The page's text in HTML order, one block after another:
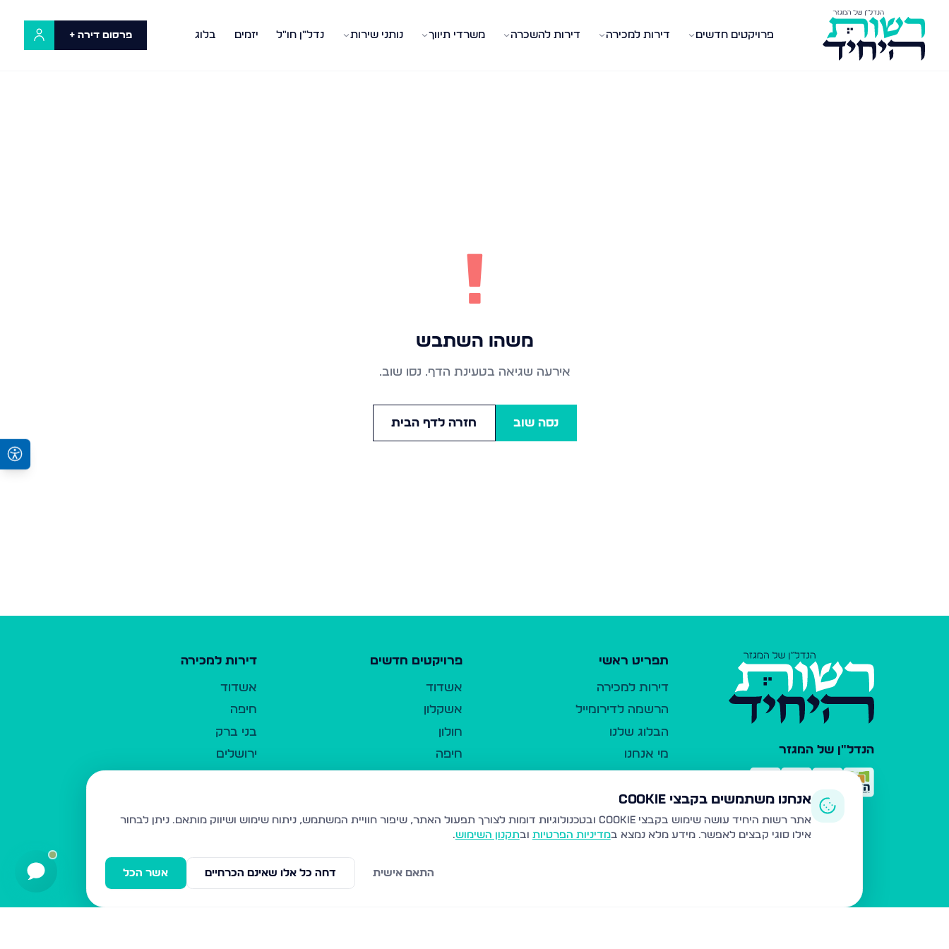
פרויקטים חדשים דירות למכירה דירות להשכרה משרדי תיווך נותני שירות נדל"ן חו"ל יזמים בלוג פרסום דירה +
!
משהו השתבש
אירעה שגיאה בטעינת הדף. נסו שוב.
נסה שוב חזרה לדף הבית
הנדל"ן של המגזר
תפריט ראשי
דירות למכירה
הרשמה לדירומייל
הבלוג שלנו
מי אנחנו
כלי עזר
פרסום ברשות היחיד
משרדי תיווך
פרויקטים חדשים
אשדוד
אשקלון
חולון
חיפה
נהריה
עמנואל
דירות למכירה
אשדוד
חיפה
בני ברק
ירושלים
בית שמש
ביתר עילית
אנחנו משתמשים בקבצי Cookie
אתר רשות היחיד עושה שימוש בקבצי Cookie ובטכנולוגיות דומות לצורך תפעול האתר, שיפור חוויית המשתמש, ניתוח שימוש ושיווק מותאם.
ניתן לבחור
אילו סוגי קבצים לאפשר. מידע מלא נמצא במדיניות הפרטיות ובתקנון השימוש.
אשר הכל דחה כל אלו שאינם הכרחיים התאם אישית